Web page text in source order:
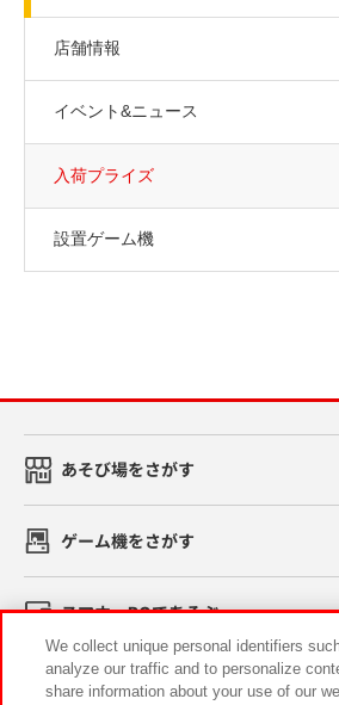
店舗情報
イベント&ニュース
入荷プライズ
設置ゲーム機
あそび場をさがす
ゲーム機をさがす
スマホ・PCであそぶ
イベント・キャンペーン
We collect unique personal identifiers
analyze our traffic and to personalize
share information about your use of our